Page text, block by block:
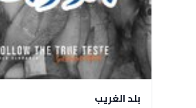
بلد الغريب